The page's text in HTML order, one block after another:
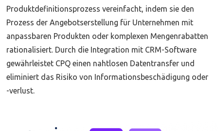
Produktdefinitionsprozess vereinfacht, indem sie den
Prozess der Angebotserstellung für Unternehmen mit
anpassbaren Produkten oder komplexen Mengenrabatten
rationalisiert. Durch die Integration mit CRM-Software
gewährleistet CPQ einen nahtlosen Datentransfer und
eliminiert das Risiko von Informationsbeschädigung oder
-verlust.